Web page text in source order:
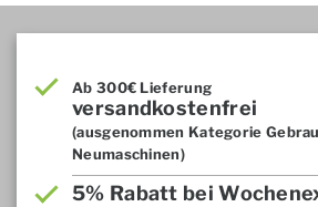
Ab 300€ Lieferung
versandkostenfrei
(ausgenommen Kategorie
Neumaschinen)
5% Rabatt bei